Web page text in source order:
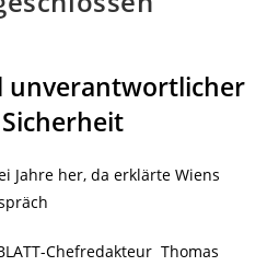
unverantwortlicher
Jahre her, da erklärte Wiens
Chefredakteur Thomas